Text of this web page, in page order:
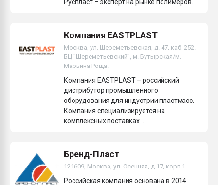
Руспласт – эксперт на рынке полимеров.
Компания EASTPLAST
Москва, ул. Шереметьевская, д. 47, каб. 252.
БЦ "Шереметьевский", м. Бутырская/м.
Марьина Роща.
Компания EASTPLAST – российский
дистрибутор промышленного
оборудования для индустрии пластмасс.
Компания специализируется на
комплексных поставках ...
Бренд-Пласт
121609, Москва, ул. Осенняя, д.17, корп.1
Российская компания основана в 2014